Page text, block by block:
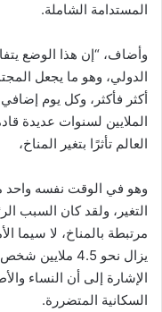
المستدامة الشاملة.
وأضاف، “إن هذا الوضع
الدولي، وهو ما يجعل
أكثر فأكثر، وكل يوم
الملايين لسنوات عديدة
العالم تأثرًا بتغير المناخ،
وهو في الوقت نفسه واحد
التغير، ولقد كان السبب
مرتبطة بالمناخ، لا سيما
يزال نحو 4.5
السكانية المتضررة.